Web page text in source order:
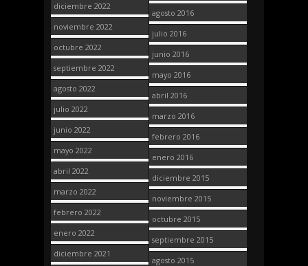
diciembre 2022
noviembre 2022
octubre 2022
septiembre 2022
agosto 2022
julio 2022
junio 2022
mayo 2022
abril 2022
marzo 2022
febrero 2022
enero 2022
diciembre 2021
agosto 2016
julio 2016
junio 2016
mayo 2016
abril 2016
marzo 2016
febrero 2016
enero 2016
diciembre 2015
noviembre 2015
octubre 2015
septiembre 2015
agosto 2015